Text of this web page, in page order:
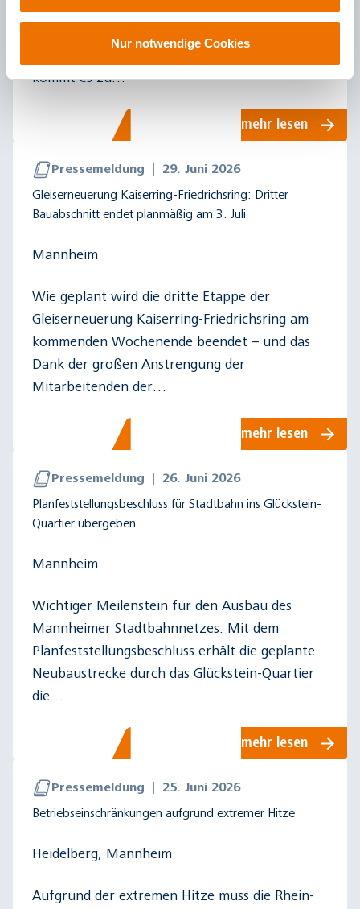
Nur notwendige Cookies
in zwei Bauphasen die bestehenden
Nationaltheater. Während der Bauarbeiten
kommt es zu…
mehr lesen
Pressemeldung
29. Juni 2026
Gleiserneuerung Kaiserring-Friedrichsring: Dritter
Bauabschnitt endet planmäßig am 3. Juli
Mannheim
Wie geplant wird die dritte Etappe der
Gleiserneuerung Kaiserring-Friedrichsring am
kommenden Wochenende beendet – und das
Dank der großen Anstrengung der
Mitarbeitenden der…
mehr lesen
Pressemeldung
26. Juni 2026
Planfeststellungsbeschluss für Stadtbahn ins Glückstein-
Quartier übergeben
Mannheim
Wichtiger Meilenstein für den Ausbau des
Mannheimer Stadtbahnnetzes: Mit dem
Planfeststellungsbeschluss erhält die geplante
Neubaustrecke durch das Glückstein-Quartier
die…
mehr lesen
Pressemeldung
25. Juni 2026
Betriebseinschränkungen aufgrund extremer Hitze
Heidelberg, Mannheim
Aufgrund der extremen Hitze muss die Rhein-